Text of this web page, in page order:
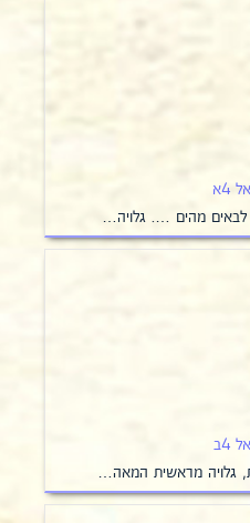
לבאים מהים …. גלויה…
גלויה מראשית המאה…